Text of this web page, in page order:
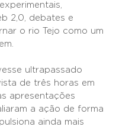
2,0, debates e
o rio Tejo como um
ultrapassado
de três horas em
apresentações
a ação de forma
ainda mais